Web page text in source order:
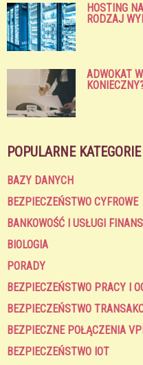
HOSTING
RODZAJ
ADWOKAT
POPULARNE KATEGORIE
BAZY DANYCH
BEZPIECZEŃSTWO CYFROWE
BANKOWOŚĆ I USŁUGI
BIOLOGIA
PORADY
BEZPIECZEŃSTWO PRACY I
BEZPIECZEŃSTWO
BEZPIECZNE POŁĄCZENIA
BEZPIECZEŃSTWO IOT